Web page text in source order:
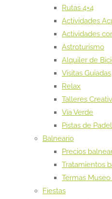
Rutas 4×4
Actividades
Actividades
Astroturismo
Alquiler de
Visitas Guiadas
Relax
Talleres
Vía Verde
Pistas de Padel
Balneario
Precios
Tratamientos
Termas
Fiestas